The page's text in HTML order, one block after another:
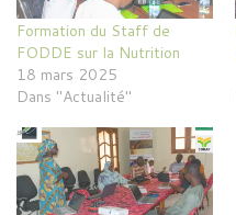
Formation du Staff de
FODDE sur la Nutrition
18 mars 2025
Dans "Actualité"